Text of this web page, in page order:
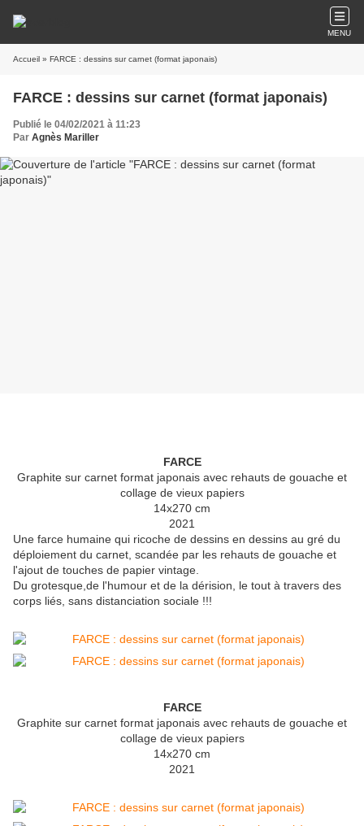
MENU
Accueil » FARCE : dessins sur carnet (format japonais)
FARCE : dessins sur carnet (format japonais)
Publié le 04/02/2021 à 11:23
Par Agnès Mariller
FARCE
Graphite sur carnet format japonais avec rehauts de gouache et
collage de vieux papiers
14x270 cm
2021
Une farce humaine qui ricoche de dessins en dessins au gré du
déploiement du carnet, scandée par les rehauts de gouache et
l'ajout de touches de papier vintage.
Du grotesque,de l'humour et de la dérision, le tout à travers des
corps liés, sans distanciation sociale !!!
FARCE
Graphite sur carnet format japonais avec rehauts de gouache et
collage de vieux papiers
14x270 cm
2021